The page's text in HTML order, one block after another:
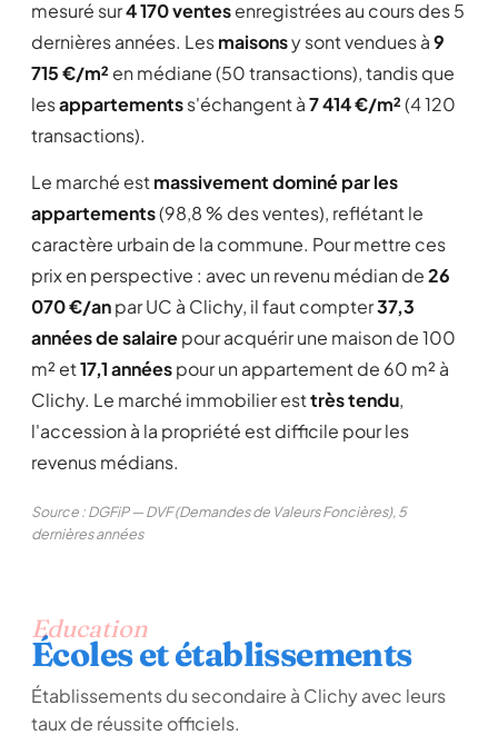
mesuré sur4 170 ventesenregistrées au cours des 5
dernières années. Lesmaisonsy sont vendues à9
715 €/m² en médiane (50 transactions), tandis que
lesappartementss'échangent à7 414 €/m²(4 120
transactions).
Le marché estmassivement dominé par les
appartements(98,8 % des ventes), reflétant le
caractère urbain de la commune. Pour mettre ces
prix en perspective : avec un revenu médian de26
070 €/anpar UC à Clichy, il faut compter37,3
années de salairepour acquérir une maison de 100
m² et17,1 annéespour un appartement de 60 m² à
Clichy. Le marché immobilier esttrès tendu,
l'accession à la propriété est difficile pour les
revenus médians.
Source : DGFiP — DVF (Demandes de Valeurs Foncières), 5
dernières années
Education
Écoles et établissements
Établissements du secondaire à Clichy avec leurs
taux de réussite officiels.